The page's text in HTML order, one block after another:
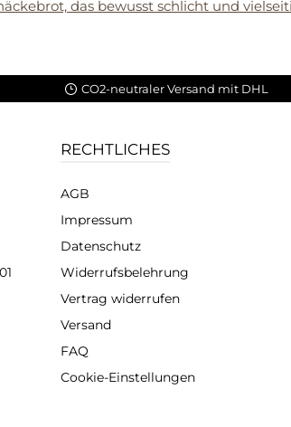
das bewusst schlicht und
CO2-neutraler Versand mit DHL
RECHTLICHES
AGB
Impressum
Datenschutz
Widerrufsbelehrung
Vertrag widerrufen
Versand
FAQ
Cookie-Einstellungen